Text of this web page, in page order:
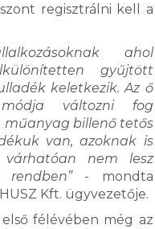
regisztrálni kell a
ahol
gyűjtött
keletkezik. Az ő
változni fog
műanyag billenő tetős
van, azoknak is
nem lesz
- mondta
HUSZ Kft. ügyvezetője.
félévében még az